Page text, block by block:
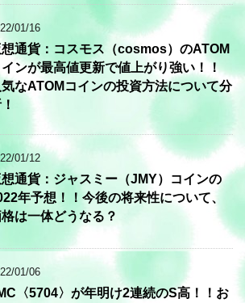
01/16
通貨：コスモス（cosmos）のATOM
インが最高値更新で値上がり強い！！
気なATOMコインの投資方法について分
01/12
通貨：ジャスミー（JMY）コインの
年予想！！今後の将来性について、
は一体どうなる？
01/06
〈5704〉が年明け2連続のS高！！お